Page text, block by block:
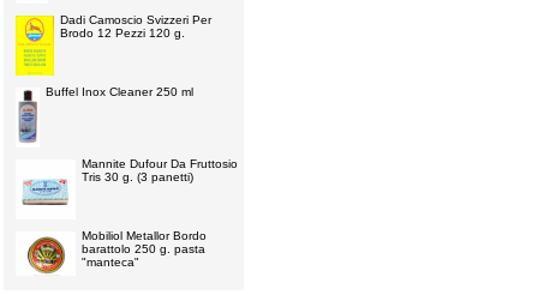
Dadi Camoscio Svizzeri Per
Brodo 12 Pezzi 120 g.
Buffel Inox Cleaner 250 ml
Mannite Dufour Da Fruttosio
Tris 30 g. (3 panetti)
Mobiliol Metallor Bordo
barattolo 250 g. pasta
"manteca"